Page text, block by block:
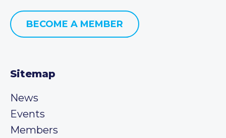
BECOME A MEMBER
Sitemap
News
Events
Members